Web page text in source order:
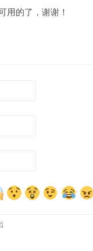
用的了，谢谢！